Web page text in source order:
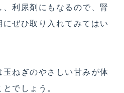
利尿剤にもなるので、腎
ぜひ取り入れてみてはい
玉ねぎのやさしい甘みが体
でしょう。